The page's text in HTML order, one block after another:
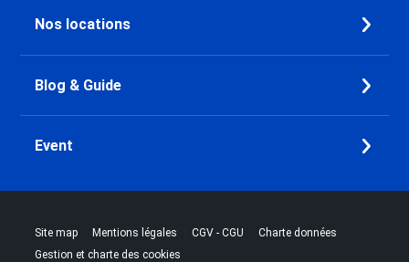
Nos locations
Blog & Guide
Event
Site map |Mentions légales |CGV - CGU |Charte données
Gestion et charte des cookies